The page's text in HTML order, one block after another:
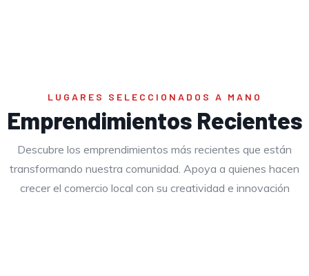
LUGARES SELECCIONADOS A MANO
Emprendimientos Recientes
Descubre los emprendimientos más recientes que están
transformando nuestra comunidad. Apoya a quienes hacen
crecer el comercio local con su creatividad e innovación